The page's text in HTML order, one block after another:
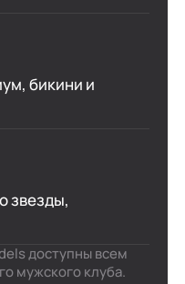
бикини и
звезды,
доступны всем
мужского клуба.